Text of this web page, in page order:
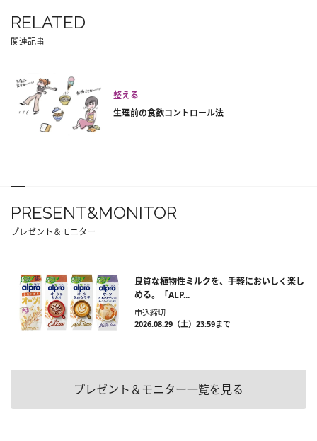
RELATED
関連記事
整える
生理前の食欲コントロール法
PRESENT&MONITOR
プレゼント＆モニター
良質な植物性ミルクを、手軽においしく楽し
める。「ALP...
申込締切
2026.08.29（土）23:59まで
プレゼント＆モニター一覧を見る